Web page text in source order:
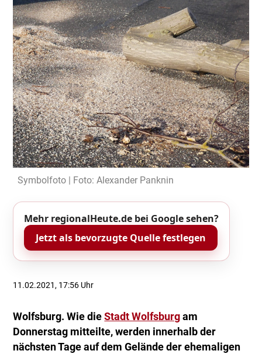
Symbolfoto | Foto: Alexander Panknin
Mehr regionalHeute.de bei Google sehen?
Jetzt als bevorzugte Quelle festlegen
11.02.2021, 17:56 Uhr
Wolfsburg. Wie dieStadt Wolfsburg am
Donnerstag mitteilte, werden innerhalb der
nächsten Tage auf dem Gelände der ehemaligen